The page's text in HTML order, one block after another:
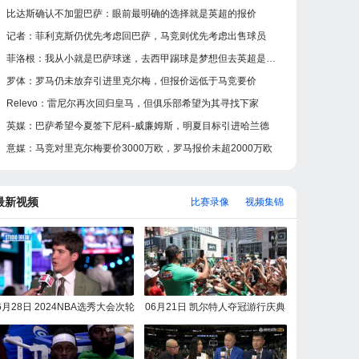
比达斯确认不加盟巴萨：眼前最明确的选择就是英超的报价
记者：菲利克斯仍优先考虑回巴萨，马竞则优先考虑出售球员
菲洛根：我从小就是巴萨球迷，去西甲踢球是梦想但去英超是现实
罗体：罗马仍未放弃引进里克尔梅，但报价远低于马竞要价
Relevo：雷尼尔再次回归皇马，但俱乐部希望为其寻找下家
英媒：巴萨希望今夏签下尼科-威廉姆斯，明夏目标引进哈兰德
意媒：马竞对里克尔梅要价3000万欧，罗马报价未超2000万欧
新视频 视频集锦
比赛录像
28日 2024NBA选秀大会次轮
06月21日 凯尔特人夺冠游行庆典